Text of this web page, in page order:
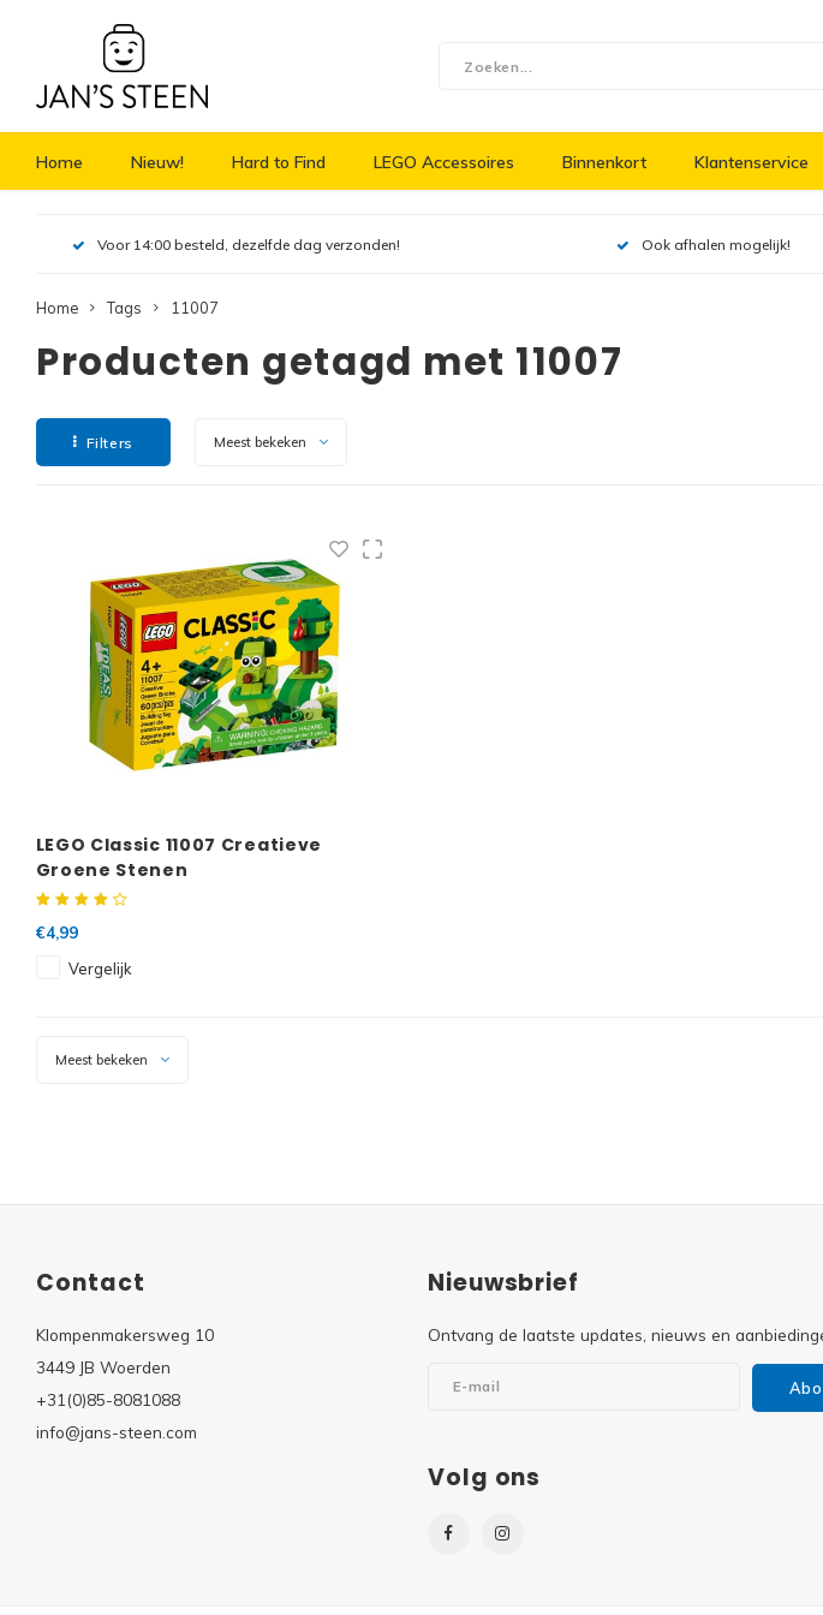
Home Nieuw! Hard to Find LEGO Accessoires Binnenkort Klantenservice
Voor 14:00 besteld, dezelfde dag verzonden! Ook afhalen mogelijk!
Home Tags 11007
Producten getagd met 11007
Filters Meest bekeken
LEGO Classic 11007 Creatieve
Groene Stenen
€4,99
Vergelijk
Meest bekeken
Contact
Klompenmakersweg 10
3449 JB Woerden
+31(0)85-8081088
info@jans-steen.com
Nieuwsbrief
Ontvang de laatste updates, nieuws en
Volg ons